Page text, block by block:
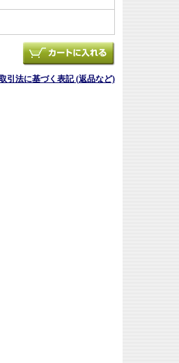
引法に基づく表記 (返品など)